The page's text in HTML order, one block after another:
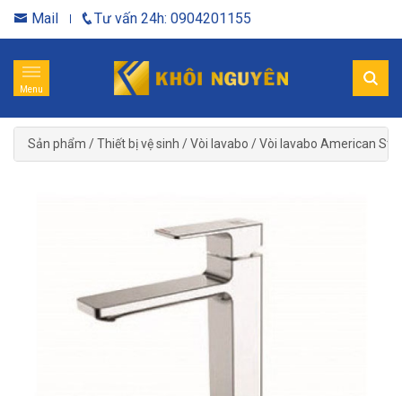
Mail Tư vấn 24h: 0904201155
Menu
Sản phẩm /Thiết bị vệ sinh /Vòi lavabo /Vòi lavabo American